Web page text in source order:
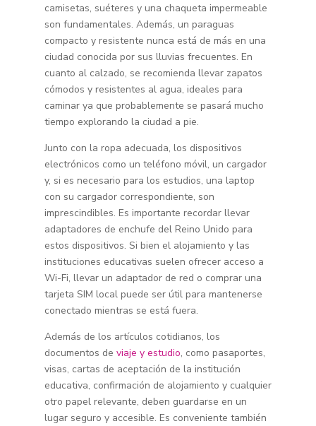
camisetas, suéteres y una chaqueta impermeable
son fundamentales. Además, un paraguas
compacto y resistente nunca está de más en una
ciudad conocida por sus lluvias frecuentes. En
cuanto al calzado, se recomienda llevar zapatos
cómodos y resistentes al agua, ideales para
caminar ya que probablemente se pasará mucho
tiempo explorando la ciudad a pie.
Junto con la ropa adecuada, los dispositivos
electrónicos como un teléfono móvil, un cargador
y, si es necesario para los estudios, una laptop
con su cargador correspondiente, son
imprescindibles. Es importante recordar llevar
adaptadores de enchufe del Reino Unido para
estos dispositivos. Si bien el alojamiento y las
instituciones educativas suelen ofrecer acceso a
Wi-Fi, llevar un adaptador de red o comprar una
tarjeta SIM local puede ser útil para mantenerse
conectado mientras se está fuera.
Además de los artículos cotidianos, los
documentos de viaje y estudio, como pasaportes,
visas, cartas de aceptación de la institución
educativa, confirmación de alojamiento y cualquier
otro papel relevante, deben guardarse en un
lugar seguro y accesible. Es conveniente también